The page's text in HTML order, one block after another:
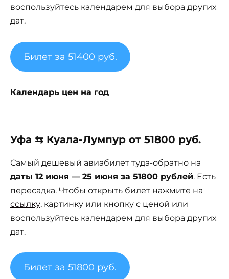
воспользуйтесь календарем для выбора других
дат.
Билет за 51400 руб.
Календарь цен на год
Уфа ⇆ Куала-Лумпур от 51800 руб.
Самый дешевый авиабилет туда-обратно на
даты 12 июня — 25 июня за 51800 рублей. Есть
пересадка. Чтобы открыть билет нажмите на
ссылку, картинку или кнопку с ценой или
воспользуйтесь календарем для выбора других
дат.
Билет за 51800 руб.